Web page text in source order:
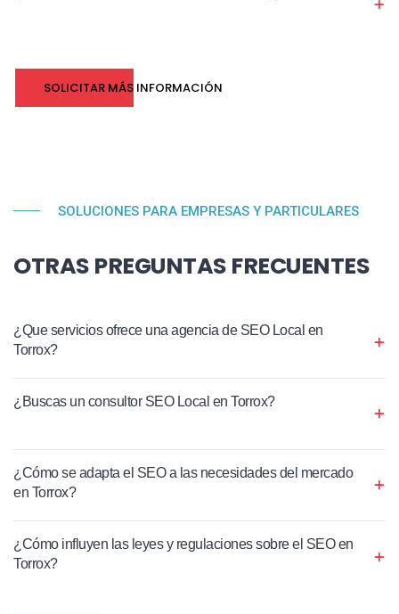
SOLICITAR MÁS INFORMACIÓN
SOLUCIONES PARA EMPRESAS Y PARTICULARES
OTRAS PREGUNTAS FRECUENTES
¿Que servicios ofrece una agencia de SEO Local en
Torrox?
¿Buscas un consultor SEO Local en Torrox?
¿Cómo se adapta el SEO a las necesidades del mercado
en Torrox?
¿Cómo influyen las leyes y regulaciones sobre el SEO en
Torrox?